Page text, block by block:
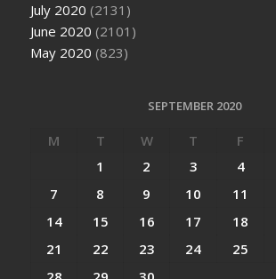
July 2020 (2131)
June 2020 (2101)
May 2020 (823)
SEPTEMBER 2020
M T W T F
1
2 3 4
7
8 9 10 11
14
15 16 17 18
21
22 23 24 25